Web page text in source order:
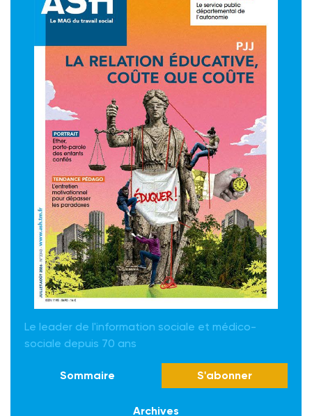
Le leader de l'information sociale et médico-
sociale depuis 70 ans
Sommaire S'abonner
Archives